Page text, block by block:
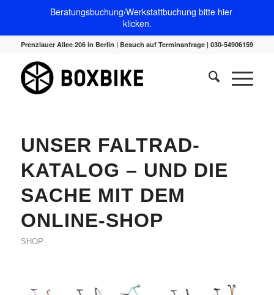
Prenzlauer Allee 206 in Berlin | Besuch auf Terminanfrage | 030-54906159
UNSER FALTRAD-
KATALOG – UND DIE
SACHE MIT DEM
ONLINE-SHOP
SHOP
Beratungsbuchung/Werkstattbuchung bitte hier
klicken.